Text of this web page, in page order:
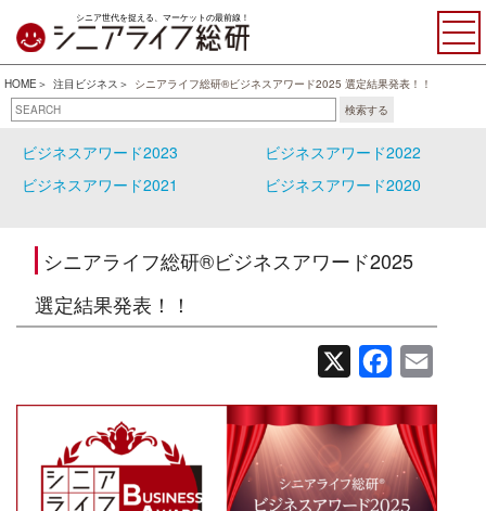
シニア世代を捉える、マーケットの最前線！
HOME 注目ビジネス
シニアライフ総研®ビジネスアワード2025 選定結果発表！！
検索する
ビジネスアワード2025
ビジネスアワード2024
ビジネスアワード2023
ビジネスアワード2022
ビジネスアワード2021
ビジネスアワード2020
シニアライフ総研®ビジネスアワード2025
選定結果発表！！
Facebook